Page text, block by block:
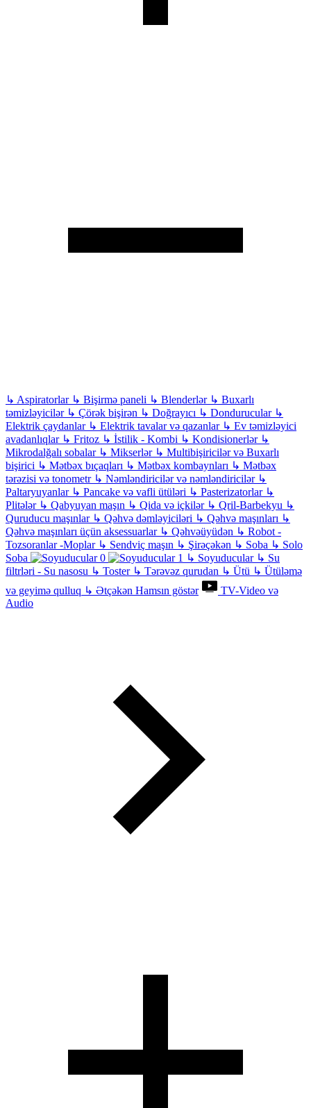
↳ Aspiratorlar ↳ Bişirmə paneli ↳ Blenderlər ↳ Buxarlı
təmizləyicilər ↳ Çörək bişirən ↳ Doğrayıcı ↳ Dondurucular ↳
Elektrik çaydanlar ↳ Elektrik tavalar və qazanlar ↳ Ev təmizləyici
avadanlıqlar ↳ Fritoz ↳ İstilik - Kombi ↳ Kondisionerlər ↳
Mikrodalğalı sobalar ↳ Mikserlər ↳ Multibişiricilər və Buxarlı
bişirici ↳ Mətbəx bıçaqları ↳ Mətbəx kombaynları ↳ Mətbəx
tərəzisi və tonometr ↳ Nəmləndiricilər və nəmləndiricilər ↳
Paltaryuyanlar ↳ Pancake və vafli ütüləri ↳ Pasterizatorlar ↳
Plitələr ↳ Qabyuyan maşın ↳ Qida və içkilər ↳ Qril-Barbekyu ↳
Quruducu maşınlar ↳ Qəhvə dəmləyiciləri ↳ Qəhvə maşınları ↳
Qəhvə maşınları üçün aksessuarlar ↳ Qəhvəüyüdən ↳ Robot -
Tozsoranlar -Moplar ↳ Sendviç maşın ↳ Şirəçəkən ↳ Soba ↳ Solo
Soba
↳ Soyuducular ↳ Su
filtrləri - Su nasosu ↳ Toster ↳ Tərəvəz qurudan ↳ Ütü ↳ Ütüləmə
və geyimə qulluq ↳ Ətçəkən Hamsın göstər
TV-Video və
Audio